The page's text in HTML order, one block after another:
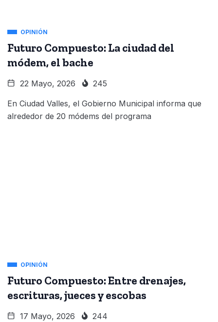
OPINIÓN
Futuro Compuesto: La ciudad del
módem, el bache
22 Mayo, 2026 245
En Ciudad Valles, el Gobierno Municipal informa que
alrededor de 20 módems del programa
OPINIÓN
Futuro Compuesto: Entre drenajes,
escrituras, jueces y escobas
17 Mayo, 2026 244